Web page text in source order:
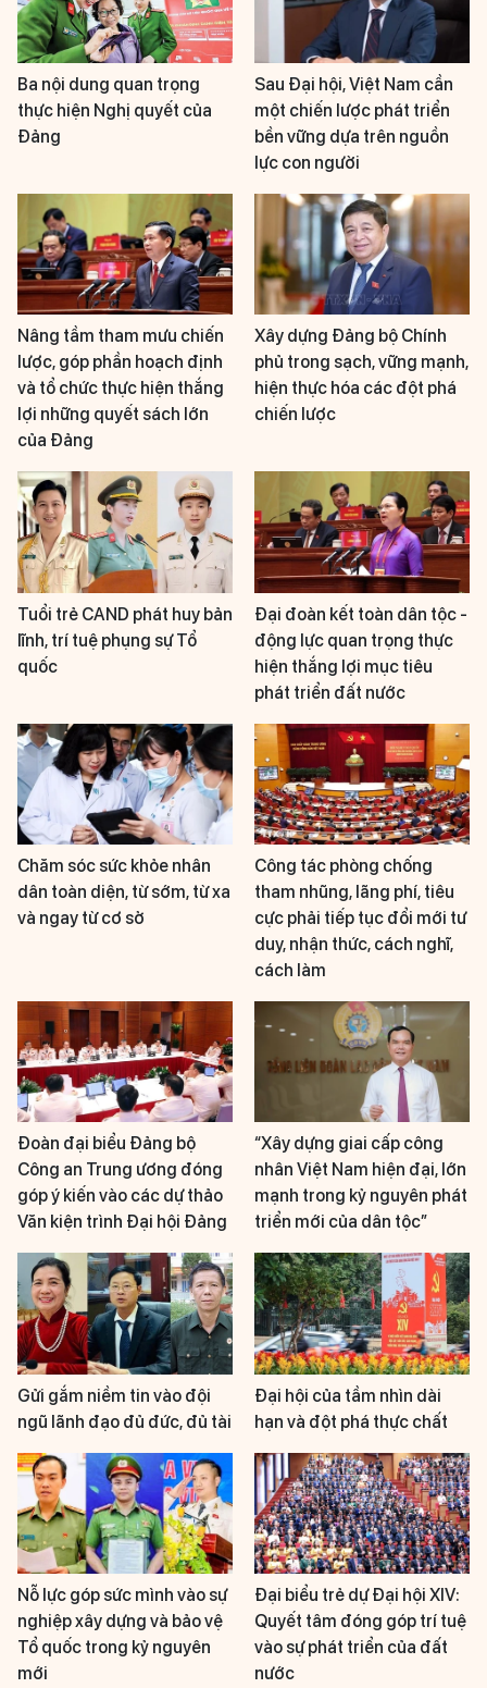
Ba nội dung quan trọng
thực hiện Nghị quyết của
Đảng
Sau Đại hội, Việt Nam cần
một chiến lược phát triển
bền vững dựa trên nguồn
lực con người
Nâng tầm tham mưu chiến
lược, góp phần hoạch định
và tổ chức thực hiện thắng
lợi những quyết sách lớn
của Đảng
Xây dựng Đảng bộ Chính
phủ trong sạch, vững mạnh,
hiện thực hóa các đột phá
chiến lược
Tuổi trẻ CAND phát huy bản
lĩnh, trí tuệ phụng sự Tổ
quốc
Đại đoàn kết toàn dân tộc -
động lực quan trọng thực
hiện thắng lợi mục tiêu
phát triển đất nước
Chăm sóc sức khỏe nhân
dân toàn diện, từ sớm, từ xa
và ngay từ cơ sở
Công tác phòng chống
tham nhũng, lãng phí, tiêu
cực phải tiếp tục đổi mới tư
duy, nhận thức, cách nghĩ,
cách làm
Đoàn đại biểu Đảng bộ
Công an Trung ương đóng
góp ý kiến vào các dự thảo
Văn kiện trình Đại hội Đảng
“Xây dựng giai cấp công
nhân Việt Nam hiện đại, lớn
mạnh trong kỷ nguyên phát
triển mới của dân tộc”
Gửi gắm niềm tin vào đội
ngũ lãnh đạo đủ đức, đủ tài
Đại hội của tầm nhìn dài
hạn và đột phá thực chất
Nỗ lực góp sức mình vào sự
nghiệp xây dựng và bảo vệ
Tổ quốc trong kỷ nguyên
mới
Đại biểu trẻ dự Đại hội XIV:
Quyết tâm đóng góp trí tuệ
vào sự phát triển của đất
nước